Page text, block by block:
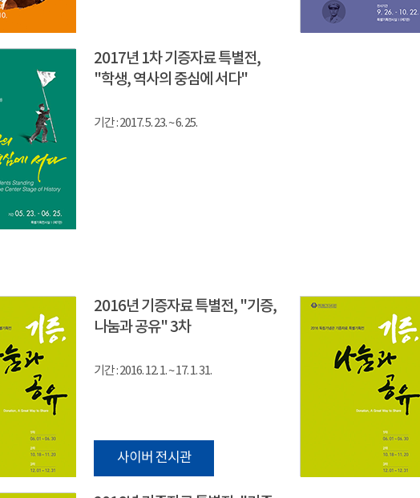
2017년 1차 기증자료 특별전,
"학생, 역사의 중심에 서다"
기간 : 2017. 5. 23. ~ 6. 25.
2016년 기증자료 특별전, "기증,
나눔과 공유" 3차
기간 : 2016. 12. 1. ~ 17. 1. 31.
사이버 전시관